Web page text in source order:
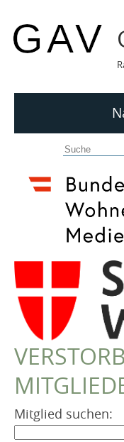
Mitglied suchen: